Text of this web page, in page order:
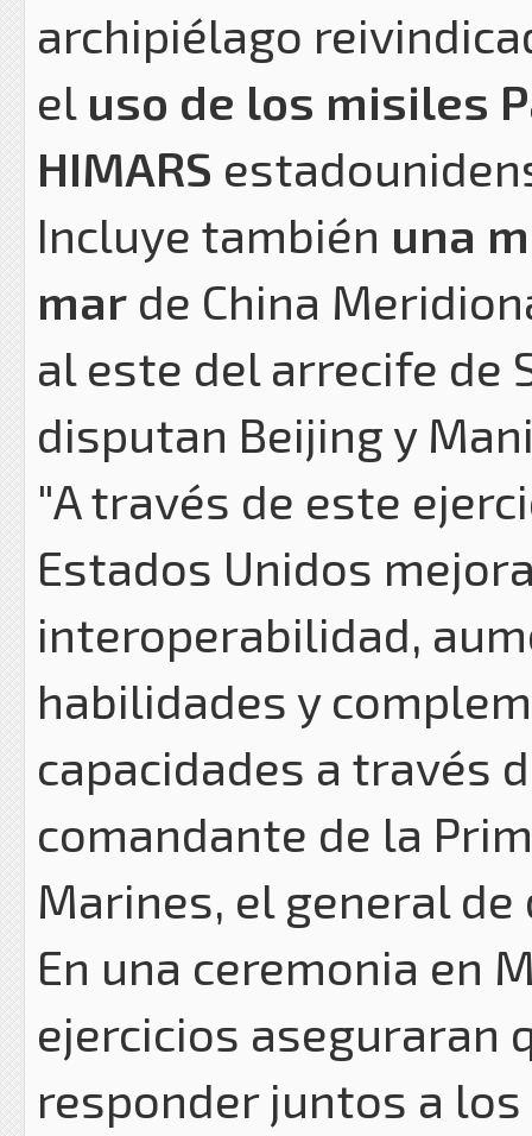
archipiélago
el uso de los misiles
HIMARS
Incluye también una
mar de China
al este del arrecife de
disputan Beijing y
"A través de este
Estados Unidos
interoperabilidad,
habilidades y
capacidades a través
comandante de la
Marines, el general
En una ceremonia en
ejercicios aseguraran
responder juntos a